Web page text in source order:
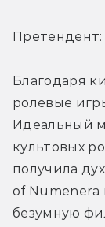
Претендент:
Благодаря
ролевые
Идеальный
культовых
получила
of Numenera
безумную